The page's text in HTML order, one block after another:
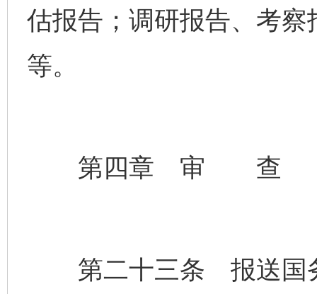
估报告；调研报告、考
等。
第四章 审 查
第二十三条 报送国务